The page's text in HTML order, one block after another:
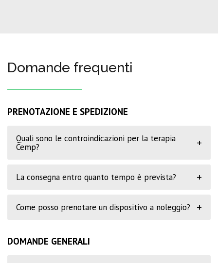
Domande frequenti
PRENOTAZIONE E SPEDIZIONE
Quali sono le controindicazioni per la terapia
Cemp?
+
La consegna entro quanto tempo è prevista? +
Come posso prenotare un dispositivo a noleggio? +
DOMANDE GENERALI